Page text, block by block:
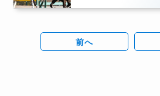
前へ